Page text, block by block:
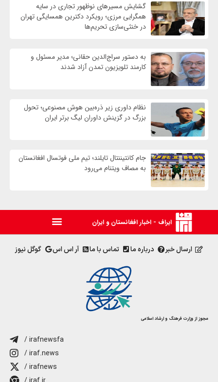
گشایش مسیرهای نوظهور تجاری در سایه
همگرایی مرزی؛ رویکرد دکترین همسایگی تهران
در خنثی‌سازی تحریم‌ها
به دستور سراج‌الدین حقانی؛ مدیر مسئول و
کارمند تلویزیون تمدن آزاد شدند
نظام داوری زیر ذره‌بین هوش مصنوعی؛ تحول
بزرگ در گزینش داوران لیگ برتر ایران
جام کانتیننتال تایلند؛ تیم ملی فوتسال افغانستان
به مصاف ویتنام می‌رود
ایراف - اخبار افغانستان و ایران
ارسال خبر درباره ما تماس با ما آر اس اس گوگل نیوز
مجوز از وزارت فرهنگ و ارشاد اسلامی
/ irafnewsfa
/ iraf.news
/ irafnews